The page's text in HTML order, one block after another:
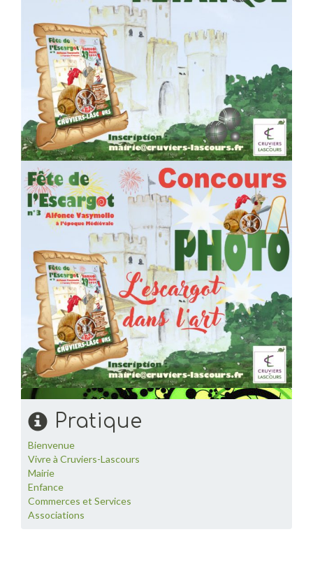
Pratique
Bienvenue
Vivre à Cruviers-Lascours
Mairie
Enfance
Commerces et Services
Associations